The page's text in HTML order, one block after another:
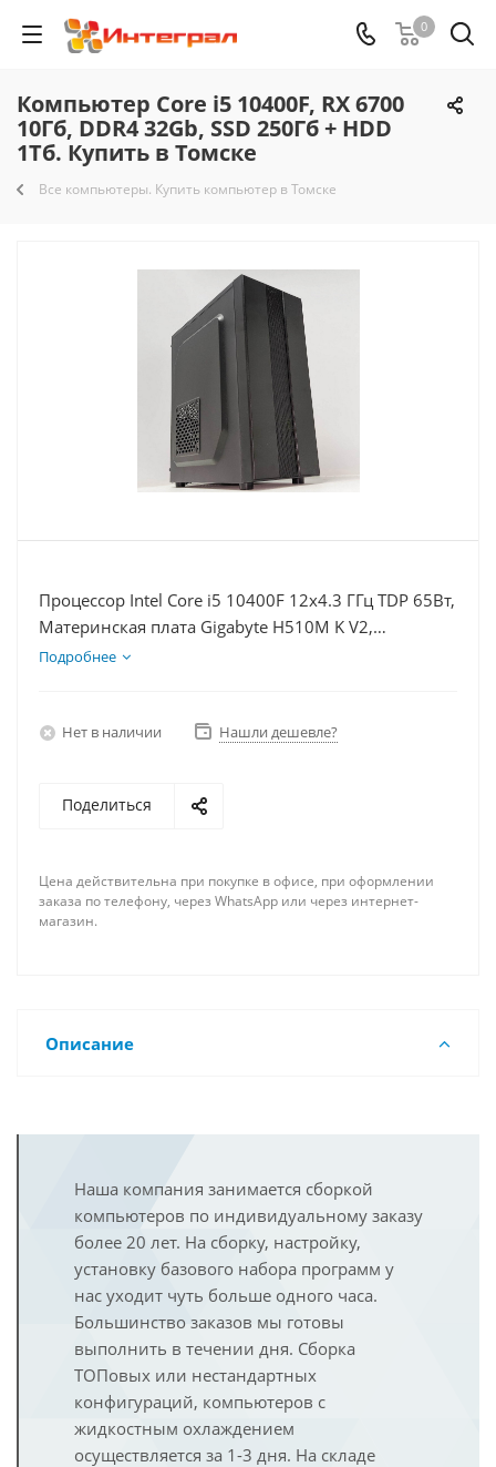
0
Компьютер Core i5 10400F, RX 6700
10Гб, DDR4 32Gb, SSD 250Гб + HDD
1Тб. Купить в Томске
Все компьютеры. Купить компьютер в Томске
Процессор Intel Core i5 10400F 12x4.3 ГГц TDP 65Вт,
Материнская плата Gigabyte H510M K V2,
Видеокарта RX 6700 10Гб, Память DDR4 32Gb,
Подробнее
Нет в наличии Нашли дешевле?
Поделиться
Цена действительна при покупке в офисе, при оформлении
заказа по телефону, через WhatsApp или через интернет-
магазин.
Описание
Наша компания занимается сборкой
компьютеров по индивидуальному заказу
более 20 лет. На сборку, настройку,
установку базового набора программ у
нас уходит чуть больше одного часа.
Большинство заказов мы готовы
выполнить в течении дня. Сборка
ТОПовых или нестандартных
конфигураций, компьютеров с
жидкостным охлаждением
осуществляется за 1-3 дня. На складе